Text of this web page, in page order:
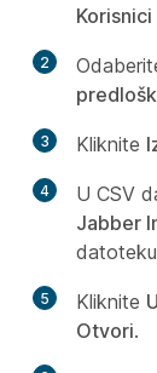
Korisnici
2
3 Kliknite
4 U CSV
Jabber
5 Kliknite
Otvori.